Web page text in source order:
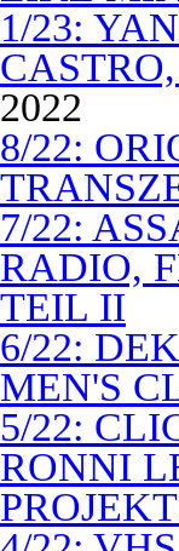
1/23:
2022
8/22:
7/22:
RADIO,
TEIL II
6/22:
MEN'S
5/22:
RONNI